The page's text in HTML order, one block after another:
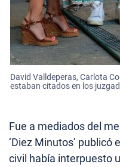
David Valldeperas, Carlota
estaban citados en los
Fue a mediados del
‘Diez Minutos’ publicó
civil había interpuesto